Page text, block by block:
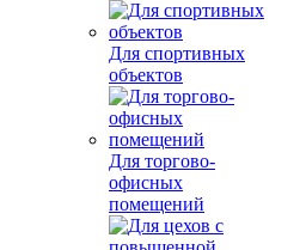
Для спортивных
объектов
Для торгово-
офисных
помещений